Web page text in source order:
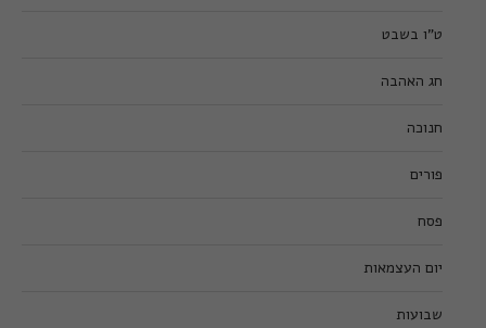
ט”ו בשבט
חג האהבה
חנוכה
פורים
פסח
יום העצמאות
שבועות